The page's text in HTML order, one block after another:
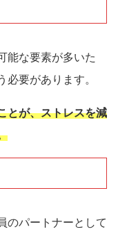
能な要素が多いた
要があります。
とが、ストレスを減
のパートナーとして